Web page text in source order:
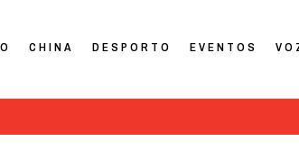
CHINA DESPORTO EVENTOS